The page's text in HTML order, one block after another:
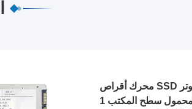
محرك أقراص SSD آمن لجهاز كمبيوتر
محمول سطح المكتب 1TB 2TB حماية